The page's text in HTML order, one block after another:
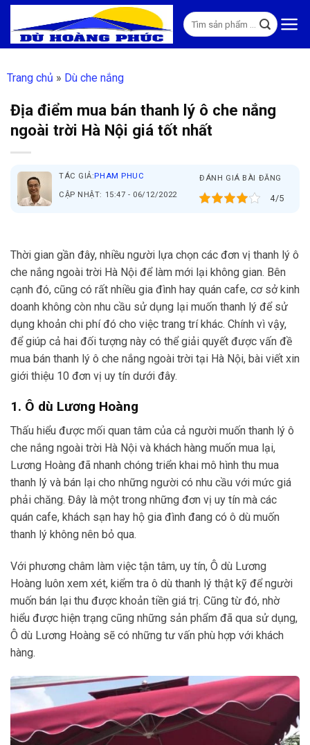
Skip
content
Tìm
kiếm:
Trang chủ » Dù che nắng
Địa điểm mua bán thanh lý ô che nắng
ngoài trời Hà Nội giá tốt nhất
TÁC GIẢ:PHAM PHUC
CẬP NHẬT: 15:47 - 06/12/2022
ĐÁNH GIÁ BÀI ĐĂNG
4/5
Thời gian gần đây, nhiều người lựa chọn các đơn vị thanh lý ô
che nắng ngoài trời Hà Nội để làm mới lại không gian. Bên
cạnh đó, cũng có rất nhiều gia đình hay quán cafe, cơ sở kinh
doanh không còn nhu cầu sử dụng lại muốn thanh lý để sử
dụng khoản chi phí đó cho việc trang trí khác. Chính vì vậy,
để giúp cả hai đối tượng này có thể giải quyết được vấn đề
mua bán thanh lý ô che nắng ngoài trời tại Hà Nội, bài viết xin
giới thiệu 10 đơn vị uy tín dưới đây.
1. Ô dù Lương Hoàng
Thấu hiểu được mối quan tâm của cả người muốn thanh lý ô
che nắng ngoài trời Hà Nội và khách hàng muốn mua lại,
Lương Hoàng đã nhanh chóng triển khai mô hình thu mua
thanh lý và bán lại cho những người có nhu cầu với mức giá
phải chăng. Đây là một trong những đơn vị uy tín mà các
quán cafe, khách sạn hay hộ gia đình đang có ô dù muốn
thanh lý không nên bỏ qua.
Với phương châm làm việc tận tâm, uy tín, Ô dù Lương
Hoàng luôn xem xét, kiểm tra ô dù thanh lý thật kỹ để người
muốn bán lại thu được khoản tiền giá trị. Cũng từ đó, nhờ
hiểu được hiện trạng cũng những sản phẩm đã qua sử dụng,
Ô dù Lương Hoàng sẽ có những tư vấn phù hợp với khách
hàng.